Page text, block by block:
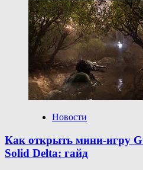
о
Авторы
LEGO
Batman:
Legacy
of the
Dark
Knight
перечислили
заимствования
из Batman:
Arkham
Новости
Как открыть мини-игру
Solid Delta: гайд